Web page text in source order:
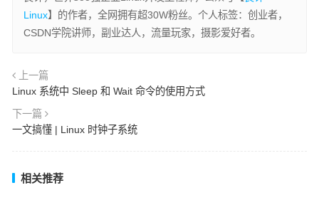
Linux】的作者，全网拥有超30W粉丝。个人标签：创业者，
CSDN学院讲师，副业达人，流量玩家，摄影爱好者。
上一篇
Linux 系统中 Sleep 和 Wait 命令的使用方式
下一篇
一文搞懂 | Linux 时钟子系统
相关推荐